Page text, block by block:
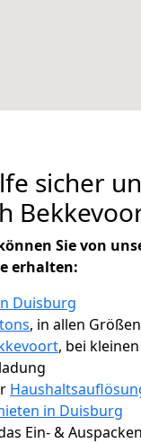
sicher
Sie von
erhalten:
Duisburg
, in allen
, bei
in Duisburg
Ein- & Auspacken